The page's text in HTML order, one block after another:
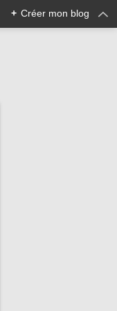
+ Créer mon blog